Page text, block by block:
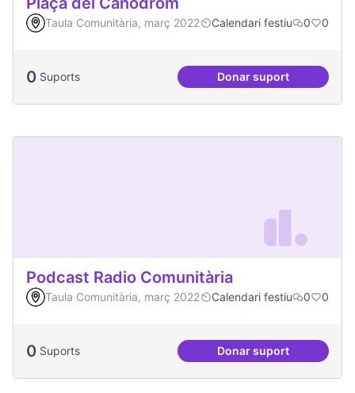
Taula Comunitària, març 2022 Calendari festiu 0 0
0 Suports Donar suport
Plaça del
Podcast Radio Comunitària
Taula Comunitària, març 2022 Calendari festiu 0 0
0 Suports Donar suportPodcast Radio